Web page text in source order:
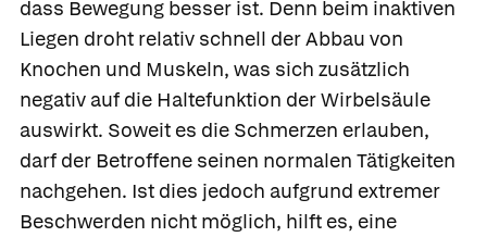
dass Bewegung besser ist. Denn beim inaktiven
Liegen droht relativ schnell der Abbau von
Knochen und Muskeln, was sich zusätzlich
negativ auf die Haltefunktion der Wirbelsäule
auswirkt. Soweit es die Schmerzen erlauben,
darf der Betroffene seinen normalen Tätigkeiten
nachgehen. Ist dies jedoch aufgrund extremer
Beschwerden nicht möglich, hilft es, eine